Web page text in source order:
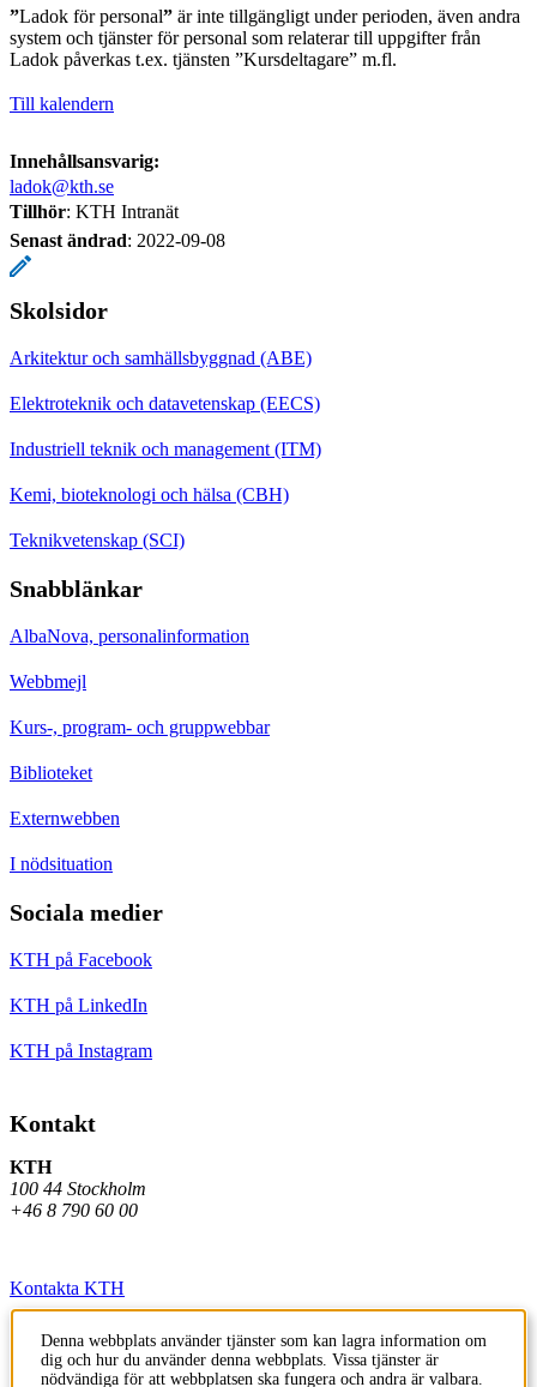
”Ladok för personal” är inte tillgängligt under perioden, även andra
system och tjänster för personal som relaterar till uppgifter från
Ladok påverkas t.ex. tjänsten ”Kursdeltagare” m.fl.
Till kalendern
Innehållsansvarig:
ladok@kth.se
Tillhör: KTH Intranät
Senast ändrad: 2022-09-08
Skolsidor
Arkitektur och samhällsbyggnad (ABE)
Elektroteknik och datavetenskap (EECS)
Industriell teknik och management (ITM)
Kemi, bioteknologi och hälsa (CBH)
Teknikvetenskap (SCI)
Snabblänkar
AlbaNova, personalinformation
Webbmejl
Kurs-, program- och gruppwebbar
Biblioteket
Externwebben
I nödsituation
Sociala medier
KTH på Facebook
KTH på LinkedIn
KTH på Instagram
Kontakt
KTH
100 44 Stockholm
+46 8 790 60 00
Kontakta KTH
Jobba på KTH
Press och media
Denna webbplats använder tjänster som kan lagra information om
dig och hur du använder denna webbplats. Vissa tjänster är
nödvändiga för att webbplatsen ska fungera och andra är valbara.